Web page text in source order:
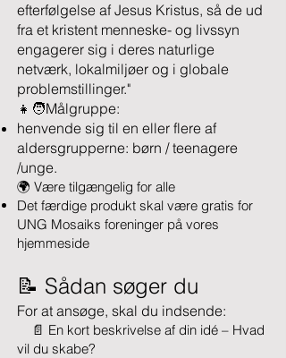
efterfølgelse af Jesus Kristus, så de ud
fra et kristent menneske- og livssyn
engagerer sig i deres naturlige
netværk, lokalmiljøer og i globale
problemstillinger."
👧🧑Målgruppe:
henvende sig til en eller flere af
aldersgrupperne: børn / teenagere
/unge.
🌍 Være tilgængelig for alle
Det færdige produkt skal være gratis for
UNG Mosaiks foreninger på vores
hjemmeside
📝 Sådan søger du
For at ansøge, skal du indsende:
📄 En kort beskrivelse af din idé – Hvad
vil du skabe?